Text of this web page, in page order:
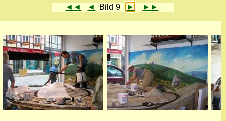
◄◄ ◄ Bild 9 ► ►►